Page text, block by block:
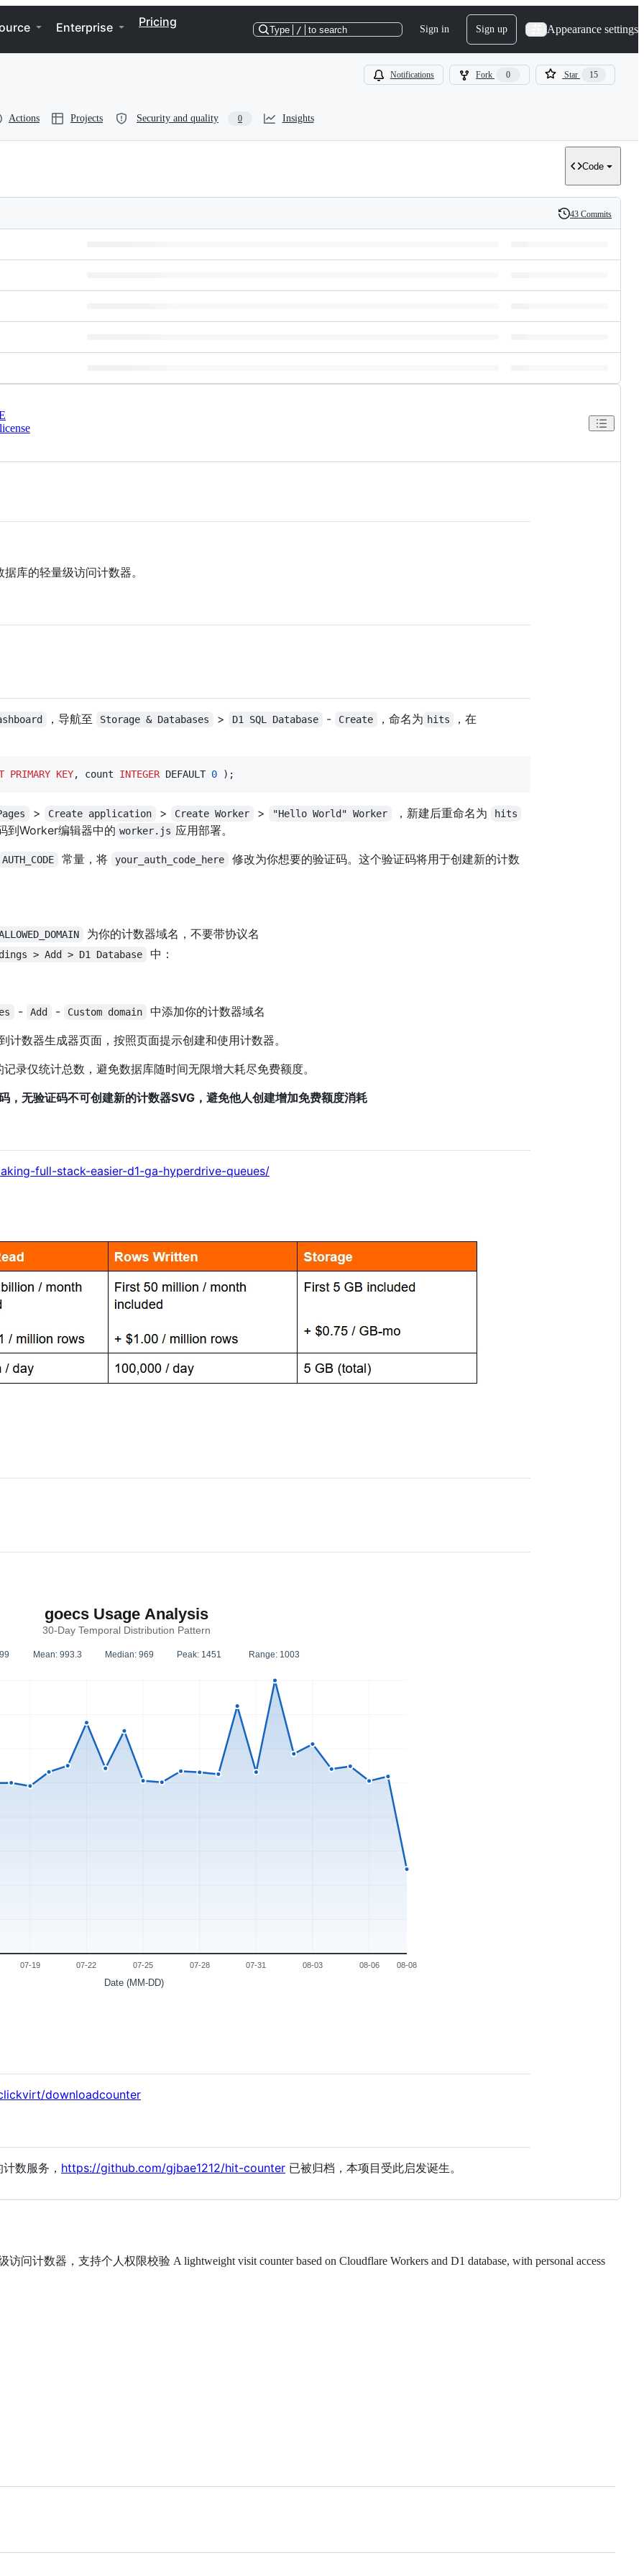
Enterprise Pricing
Type / to search Sign in Sign up Appearance settings
Notifications Fork 0 Star 15
Actions Projects Security and quality 0 Insights
Code
History
43 Commits
库的轻量级访问计数器。
，导航至 Storage & Databases > D1 SQL Database - Create ，命名为 hits ，在
PRIMARY KEY, count INTEGER DEFAULT 0 );
> Create application > Create Worker > "Hello World" Worker ，新建后重命名为 hits
到Worker编辑器中的 worker.js 应用部署。
AUTH_CODE 常量，将 your_auth_code_here 修改为你想要的验证码。这个验证码将用于创建新的计数
为你的计数器域名，不要带协议名
> Add > D1 Database 中：
- Add - Custom domain
中添加你的计数器域名
数器生成器页面，按照页面提示创建和使用计数器。
录仅统计总数，避免数据库随时间无限增大耗尽免费额度。
，无验证码不可创建新的计数器SVG，避免他人创建增加免费额度消耗
full-stack-easier-d1-ga-hyperdrive-queues/
downloadcounter
数服务， https://github.com/gjbae1212/hit-counter 已被归档，本项目受此启发诞生。
问计数器，支持个人权限校验 A lightweight visit counter based on Cloudflare Workers and D1 database, with personal access